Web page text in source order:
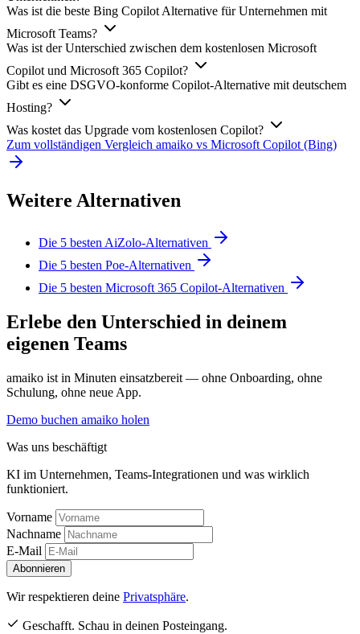
Was ist die beste Bing Copilot Alternative für Unternehmen mit
Microsoft Teams?
Was ist der Unterschied zwischen dem kostenlosen Microsoft
Copilot und Microsoft 365 Copilot?
Gibt es eine DSGVO-konforme Copilot-Alternative mit deutschem
Hosting?
Was kostet das Upgrade vom kostenlosen Copilot?
Zum vollständigen Vergleich amaiko vs Microsoft Copilot (Bing)
Weitere Alternativen
Die 5 besten AiZolo-Alternativen
Die 5 besten Poe-Alternativen
Die 5 besten Microsoft 365 Copilot-Alternativen
Erlebe den Unterschied in deinem
eigenen Teams
amaiko ist in Minuten einsatzbereit — ohne Onboarding, ohne
Schulung, ohne neue App.
Demo buchen amaiko holen
Was uns beschäftigt
KI im Unternehmen, Teams-Integrationen und was wirklich
funktioniert.
Vorname
Nachname
E-Mail
Abonnieren
Wir respektieren deine Privatsphäre.
Geschafft. Schau in deinen Posteingang.